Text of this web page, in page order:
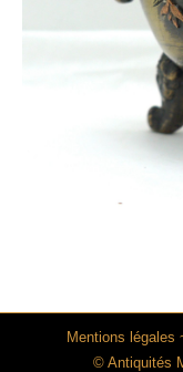
Mentions légales
© Antiquités